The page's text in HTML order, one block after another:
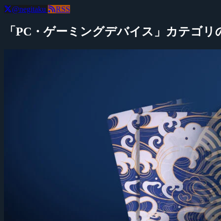
@negitaku RSS
「PC・ゲーミングデバイス」カテゴリ